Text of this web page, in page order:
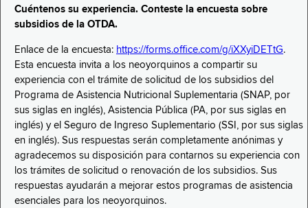
Cuéntenos su experiencia. Conteste la encuesta sobre
subsidios de la OTDA.
Enlace de la encuesta: https://forms.office.com/g/iXXyiDETtG.
Esta encuesta invita a los neoyorquinos a compartir su
experiencia con el trámite de solicitud de los subsidios del
Programa de Asistencia Nutricional Suplementaria (SNAP, por
sus siglas en inglés), Asistencia Pública (PA, por sus siglas en
inglés) y el Seguro de Ingreso Suplementario (SSI, por sus siglas
en inglés). Sus respuestas serán completamente anónimas y
agradecemos su disposición para contarnos su experiencia con
los trámites de solicitud o renovación de los subsidios. Sus
respuestas ayudarán a mejorar estos programas de asistencia
esenciales para los neoyorquinos.